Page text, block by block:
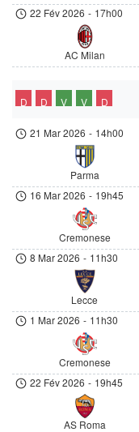
22 Fév 2026 - 17h00
AC Milan
D D V V D
21 Mar 2026 - 14h00
Parma
16 Mar 2026 - 19h45
Cremonese
8 Mar 2026 - 11h30
Lecce
1 Mar 2026 - 11h30
Cremonese
22 Fév 2026 - 19h45
AS Roma